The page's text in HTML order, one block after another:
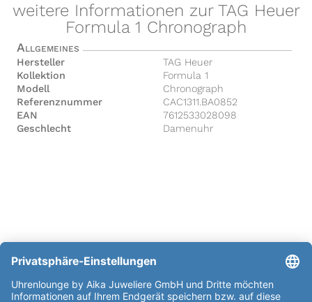
weitere Informationen zur TAG Heuer
Formula 1 Chronograph
Allgemeines
Hersteller
TAG Heuer
Kollektion
Formula 1
Modell
Chronograph
Referenznummer
CAC1311.BA0852
EAN
7612533028098
Geschlecht
Damenuhr